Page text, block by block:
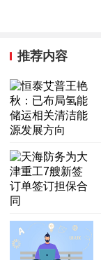
推荐内容